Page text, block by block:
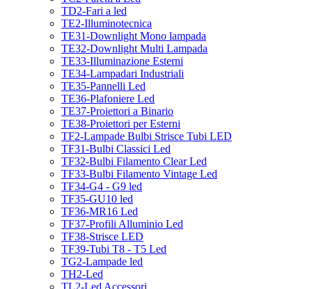
TD2-Fari a led
TE2-Illuminotecnica
TE31-Downlight Mono lampada
TE32-Downlight Multi Lampada
TE33-Illuminazione Esterni
TE34-Lampadari Industriali
TE35-Pannelli Led
TE36-Plafoniere Led
TE37-Proiettori a Binario
TE38-Proiettori per Esterni
TF2-Lampade Bulbi Strisce Tubi LED
TF31-Bulbi Classici Led
TF32-Bulbi Filamento Clear Led
TF33-Bulbi Filamento Vintage Led
TF34-G4 - G9 led
TF35-GU10 led
TF36-MR16 Led
TF37-Profili Alluminio Led
TF38-Strisce LED
TF39-Tubi T8 - T5 Led
TG2-Lampade led
TH2-Led
TL2-Led Accessori